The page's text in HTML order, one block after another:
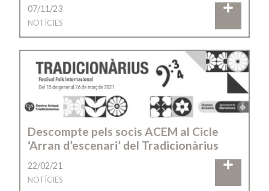
07/11/23
NOTÍCIES
Descompte pels socis ACEM al Cicle
‘Arran d’escenari’ del Tradicionàrius
22/02/21
NOTÍCIES